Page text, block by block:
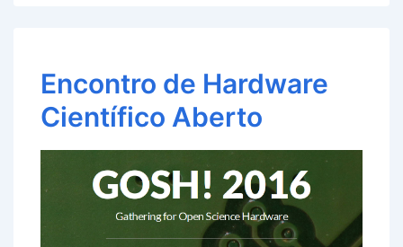
Encontro de Hardware
Científico Aberto